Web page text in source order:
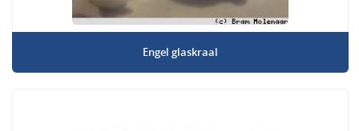
Engel glaskraal